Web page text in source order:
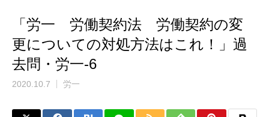
「労一 労働契約法 労働契約の変
更についての対処方法はこれ！」過
去問・労一-6
2020.10.7 労一